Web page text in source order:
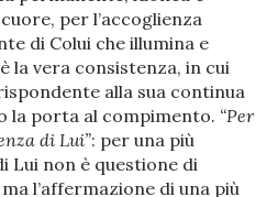
per l’accoglienza
di Colui che illumina e
la vera consistenza, in cui
alla sua continua
la porta al compimento. “Per
di Lui”: per una più
Lui non è questione di
l’affermazione di una più